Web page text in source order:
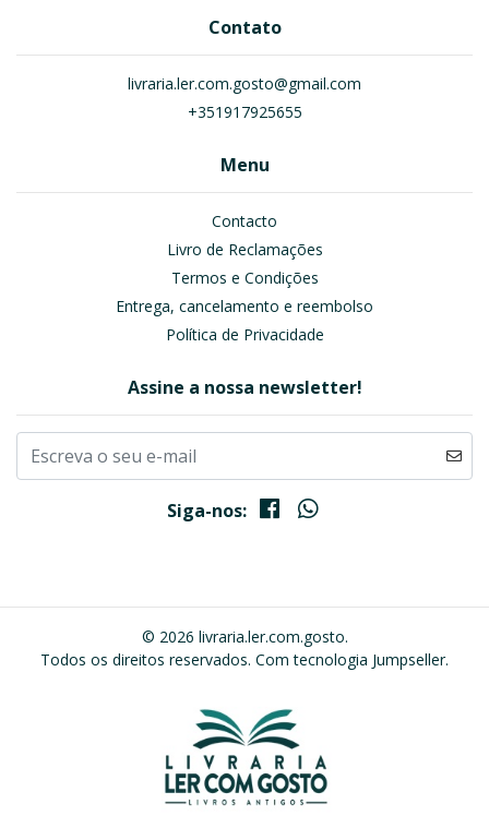
Contato
livraria.ler.com.gosto@gmail.com
+351917925655
Menu
Contacto
Livro de Reclamações
Termos e Condições
Entrega, cancelamento e reembolso
Política de Privacidade
Assine a nossa newsletter!
Siga-nos:
© 2026 livraria.ler.com.gosto.
Todos os direitos reservados. Com tecnologia Jumpseller.